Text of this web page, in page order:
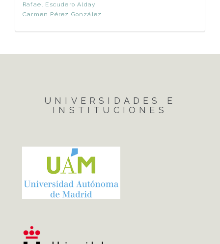
Rafael Escudero Alday
Carmen Pérez González
UNIVERSIDADES E
INSTITUCIONES